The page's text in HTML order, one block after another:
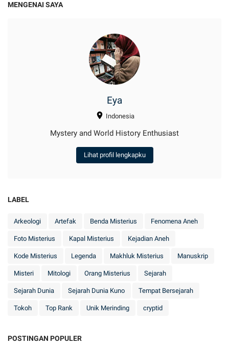
MENGENAI SAYA
Eya
Indonesia
Mystery and World History Enthusiast
Lihat profil lengkapku
LABEL
Arkeologi Artefak Benda Misterius Fenomena Aneh
Foto Misterius Kapal Misterius Kejadian Aneh
Kode Misterius Legenda Makhluk Misterius Manuskrip
Misteri Mitologi Orang Misterius Sejarah
Sejarah Dunia Sejarah Dunia Kuno Tempat Bersejarah
Tokoh Top Rank Unik Merinding cryptid
POSTINGAN POPULER